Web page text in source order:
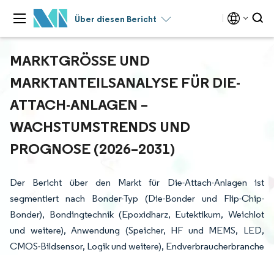
Über diesen Bericht
MARKTGRÖSSE UND M
ARKTANTEILSANALYSE FÜR DIE-A
TTACH-ANLAGEN – W
ACHSTUMSTRENDS UND P
ROGNOSE (2026–2031)
Der Bericht über den Markt für Die-Attach-Anlagen ist
segmentiert nach Bonder-Typ (Die-Bonder und Flip-Chip-
Bonder), Bondingtechnik (Epoxidharz, Eutektikum, Weichlot
und weitere), Anwendung (Speicher, HF und MEMS, LED,
CMOS-Bildsensor, Logik und weitere), Endverbraucherbranche